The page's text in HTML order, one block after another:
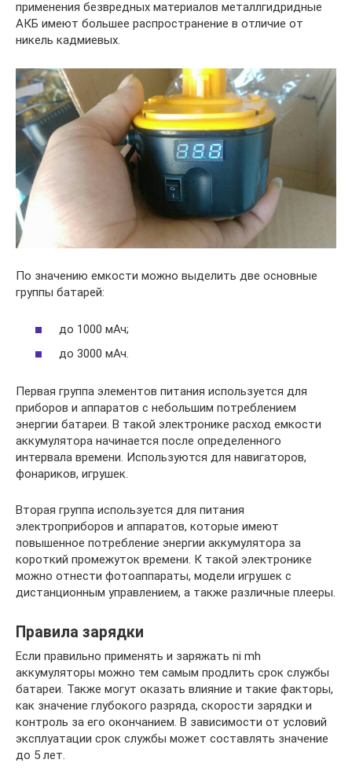
применения безвредных материалов металлгидридные
АКБ имеют большее распространение в отличие от
никель кадмиевых.
По значению емкости можно выделить две основные
группы батарей:
до 1000 мАч;
до 3000 мАч.
Первая группа элементов питания используется для
приборов и аппаратов с небольшим потреблением
энергии батареи. В такой электронике расход емкости
аккумулятора начинается после определенного
интервала времени. Используются для навигаторов,
фонариков, игрушек.
Вторая группа используется для питания
электроприборов и аппаратов, которые имеют
повышенное потребление энергии аккумулятора за
короткий промежуток времени. К такой электронике
можно отнести фотоаппараты, модели игрушек с
дистанционным управлением, а также различные плееры.
Правила зарядки
Если правильно применять и заряжать ni mh
аккумуляторы можно тем самым продлить срок службы
батареи. Также могут оказать влияние и такие факторы,
как значение глубокого разряда, скорости зарядки и
контроль за его окончанием. В зависимости от условий
эксплуатации срок службы может составлять значение
до 5 лет.